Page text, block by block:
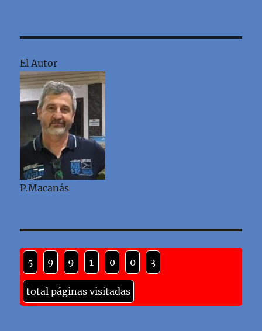
El Autor
P.Macanás
5 9 9 1 0 0 3
total páginas visitadas